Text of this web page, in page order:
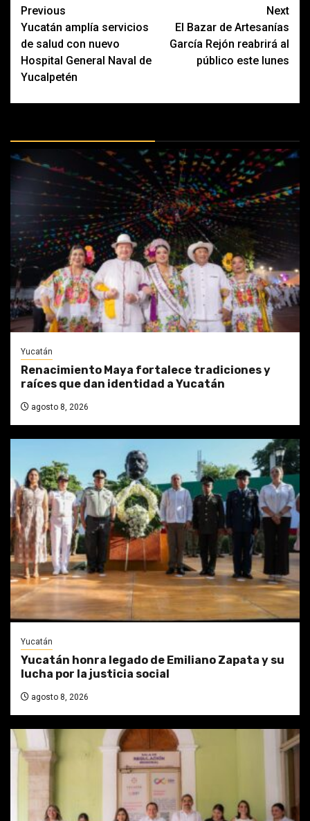
Post
navigation
Previous
Yucatán amplía servicios
de salud con nuevo
Hospital General Naval de
Yucalpetén
Next
El Bazar de Artesanías
García Rejón reabrirá al
público este lunes
Yucatán
Renacimiento Maya fortalece tradiciones y
raíces que dan identidad a Yucatán
agosto 8, 2026
Yucatán
Yucatán honra legado de Emiliano Zapata y su
lucha por la justicia social
agosto 8, 2026